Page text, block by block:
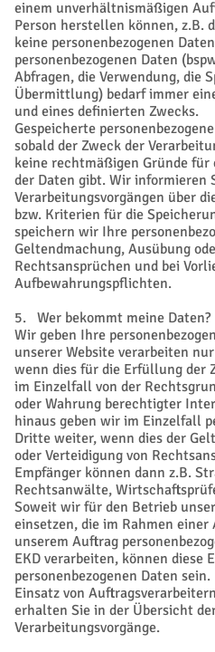
einem unverhältnismäßigen
Person herstellen können, z.B.
keine personenbezogenen
personenbezogenen Daten
Abfragen, die Verwendung, die
Übermittlung) bedarf immer
und eines definierten Zwecks.
Gespeicherte
sobald der Zweck der
keine rechtmäßigen Gründe
der Daten gibt. Wir informieren
Verarbeitungsvorgängen über
bzw. Kriterien für die
speichern wir Ihre
Geltendmachung, Ausübung
Rechtsansprüchen und bei
Aufbewahrungspflichten.
5. Wer bekommt meine Daten?
Wir geben Ihre
unserer Website verarbeiten
wenn dies für die Erfüllung der
im Einzelfall von der
oder Wahrung berechtigter
hinaus geben wir im Einzelfall
Dritte weiter, wenn dies der
oder Verteidigung von
Empfänger können dann z.B.
Rechtsanwälte,
Soweit wir für den Betrieb
einsetzen, die im Rahmen
unserem Auftrag
EKD verarbeiten, können diese
personenbezogenen Daten
Einsatz von
erhalten Sie in der Übersicht
Verarbeitungsvorgänge.